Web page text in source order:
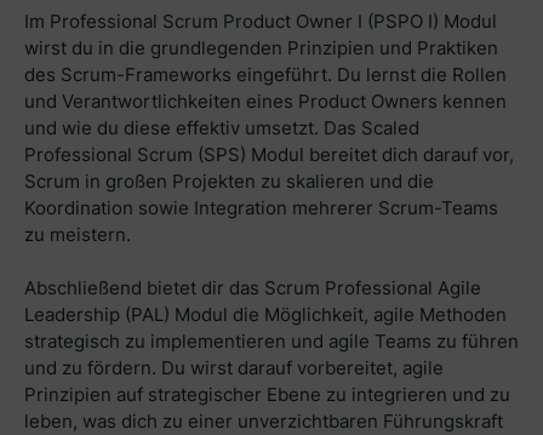
Im Professional Scrum Product Owner I (PSPO I) Modul
wirst du in die grundlegenden Prinzipien und Praktiken
des Scrum-Frameworks eingeführt. Du lernst die Rollen
und Verantwortlichkeiten eines Product Owners kennen
und wie du diese effektiv umsetzt. Das Scaled
Professional Scrum (SPS) Modul bereitet dich darauf vor,
Scrum in großen Projekten zu skalieren und die
Koordination sowie Integration mehrerer Scrum-Teams
zu meistern.
Abschließend bietet dir das Scrum Professional Agile
Leadership (PAL) Modul die Möglichkeit, agile Methoden
strategisch zu implementieren und agile Teams zu führen
und zu fördern. Du wirst darauf vorbereitet, agile
Prinzipien auf strategischer Ebene zu integrieren und zu
leben, was dich zu einer unverzichtbaren Führungskraft